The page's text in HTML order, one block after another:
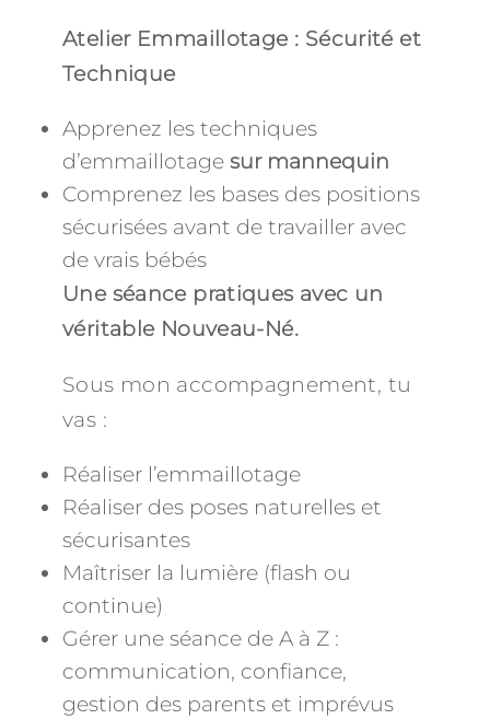
Atelier Emmaillotage : Sécurité et
Technique
Apprenez les techniques
d’emmaillotage sur mannequin
Comprenez les bases des positions
sécurisées avant de travailler avec
de vrais bébés
Une séance pratiques avec un
véritable Nouveau-Né.
Sous mon accompagnement, tu
vas :
Réaliser l’emmaillotage
Réaliser des poses naturelles et
sécurisantes
Maîtriser la lumière (flash ou
continue)
Gérer une séance de A à Z :
communication, confiance,
gestion des parents et imprévus